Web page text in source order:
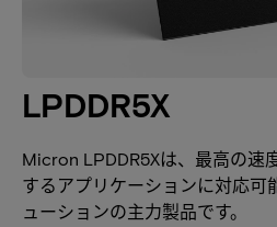
LPDDR5X
Micron LPDDR5Xは、最高の速
するアプリケーションに対応可
ューションの主力製品です。